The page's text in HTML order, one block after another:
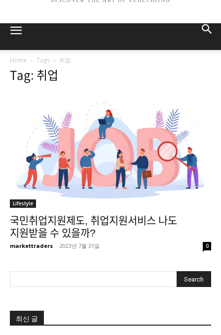
Home Tags 취업
Tag: 취업
Lifestyle
국민취업지원제도, 취업지원서비스 나도
지원받을 수 있을까?
markettraders - 2023년 7월 31일 0
최신 글